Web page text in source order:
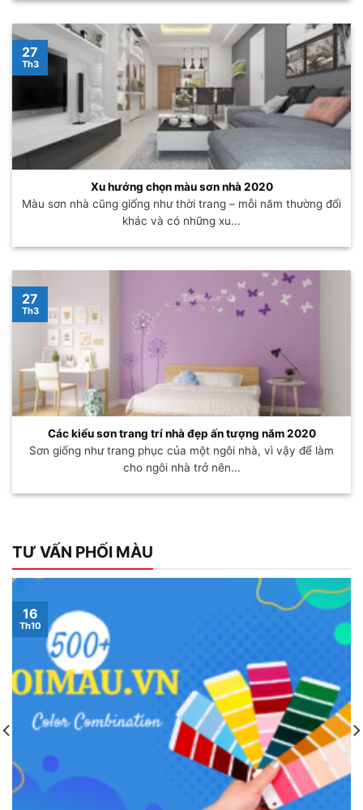
Xu hướng chọn màu sơn nhà 2020
Màu sơn nhà cũng giống như thời trang – mỗi năm thường đổi
khác và có những xu...
27
Th3
Các kiểu sơn trang trí nhà đẹp ấn tượng năm 2020
Sơn giống như trang phục của một ngôi nhà, vì vậy để làm
cho ngôi nhà trở nên...
27
Th3
TƯ VẤN PHỐI MÀU
16
Th10